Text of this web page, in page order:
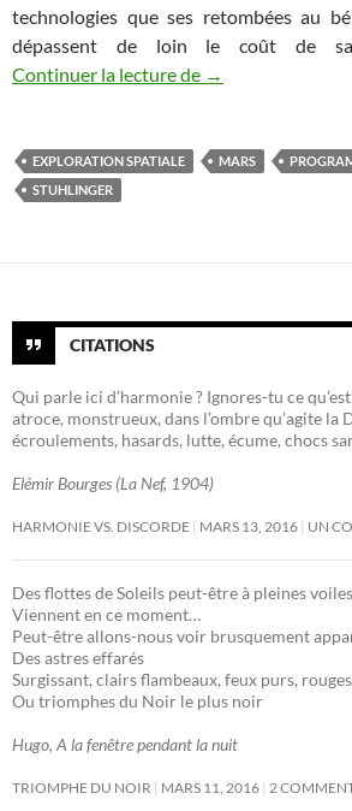
technologies que ses retombées au
dépassent de loin le coût de
Continuer la lecture de
Les Chroniques
→
EXPLORATION SPATIALE MARS
STUHLINGER
CITATIONS
Qui parle ici d’harmonie ? Ignores-tu ce
atroce, monstrueux, dans l’ombre qu’agite la
écroulements, hasards, lutte, écume, chocs
Elémir Bourges (La Nef, 1904)
HARMONIE VS. DISCORDE MARS 13, 2016 UN
Des flottes de Soleils peut-être à pleines voiles
Viennent en ce moment…
Peut-être allons-nous voir brusquement
Des astres effarés
Surgissant, clairs flambeaux, feux purs,
Ou triomphes du Noir le plus noir
Hugo, A la fenêtre pendant la nuit
TRIOMPHE DU NOIR MARS 11, 2016 2